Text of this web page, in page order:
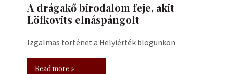
A drágakő birodalom feje, akit
Löfkovits elnáspángolt
Izgalmas történet a Helyiérték blogunkon
Read more »